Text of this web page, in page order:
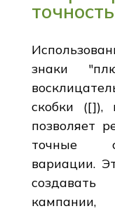
знаки
скобки ([]),
позволяет
точные
вариации.
кампании,